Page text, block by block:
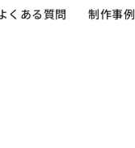
くある質問 制作事例